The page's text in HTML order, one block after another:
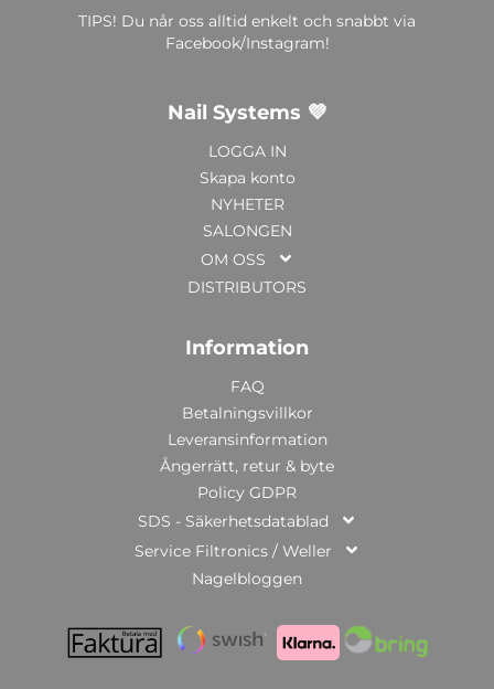
TIPS! Du når oss alltid enkelt och snabbt via
Facebook/Instagram!
Nail Systems 💜
LOGGA IN
Skapa konto
NYHETER
SALONGEN
OM OSS
DISTRIBUTORS
Information
FAQ
Betalningsvillkor
Leveransinformation
Ångerrätt, retur & byte
Policy GDPR
SDS - Säkerhetsdatablad
Service Filtronics / Weller
Nagelbloggen